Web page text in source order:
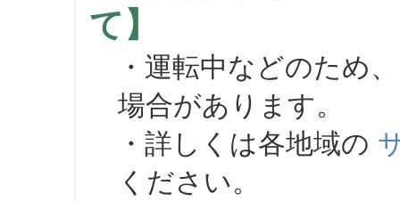
て】
・運転中などのため
場合があります。
・詳しくは各地域の
ください。